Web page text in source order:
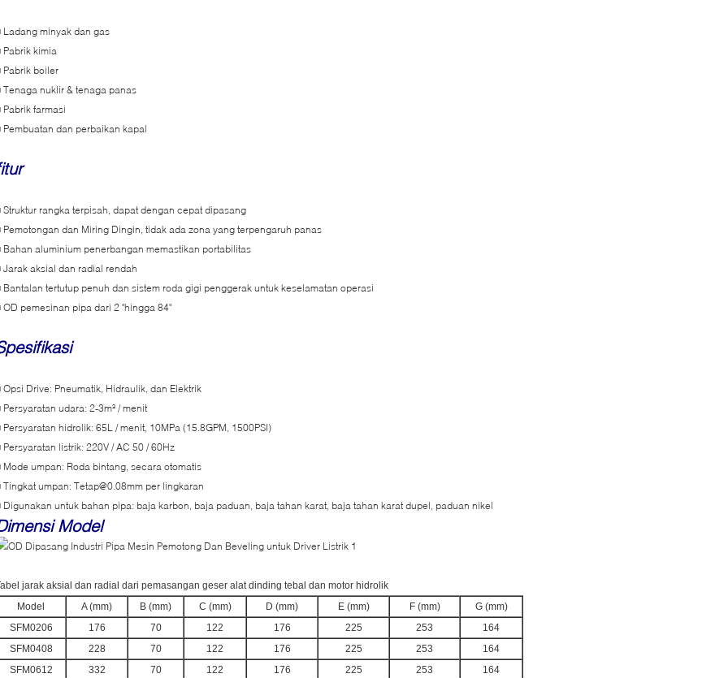
Ladang minyak dan gas
Pabrik kimia
Pabrik boiler
Tenaga nuklir & tenaga panas
Pabrik farmasi
Pembuatan dan perbaikan kapal
Struktur rangka terpisah, dapat dengan cepat dipasang
Pemotongan dan Miring Dingin, tidak ada zona yang terpengaruh panas
Bahan aluminium penerbangan memastikan portabilitas
Jarak aksial dan radial rendah
Bantalan tertutup penuh dan sistem roda gigi penggerak untuk keselamatan operasi
OD pemesinan pipa dari 2 "hingga 84"
Opsi Drive: Pneumatik, Hidraulik, dan Elektrik
Persyaratan udara: 2-3m³ / menit
Persyaratan hidrolik: 65L / menit, 10MPa (15.8GPM, 1500PSI)
Persyaratan listrik: 220V / AC 50 / 60Hz
Mode umpan: Roda bintang, secara otomatis
Tingkat umpan: Tetap@0.08mm per lingkaran
Digunakan untuk bahan pipa: baja karbon, baja paduan, baja tahan karat, baja tahan karat dupel, paduan nikel
Model
jarak aksial dan radial dari pemasangan geser alat dinding tebal dan motor hidrolik
Model
A (mm) B (mm) C (mm) D (mm) E (mm) F (mm)
G (mm)
SFM0206
176 70 122 176 225 253
164
SFM0408
228 70 122 176 225 253
164
SFM0612
332 70 122 176 225 253
164